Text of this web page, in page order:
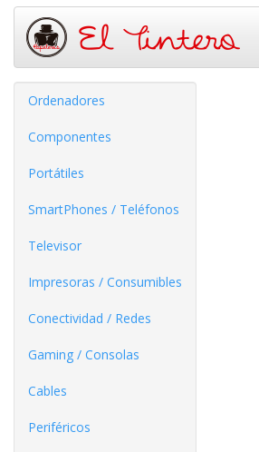
Ordenadores
Componentes
Portátiles
SmartPhones / Teléfonos
Televisor
Impresoras / Consumibles
Conectividad / Redes
Gaming / Consolas
Cables
Periféricos